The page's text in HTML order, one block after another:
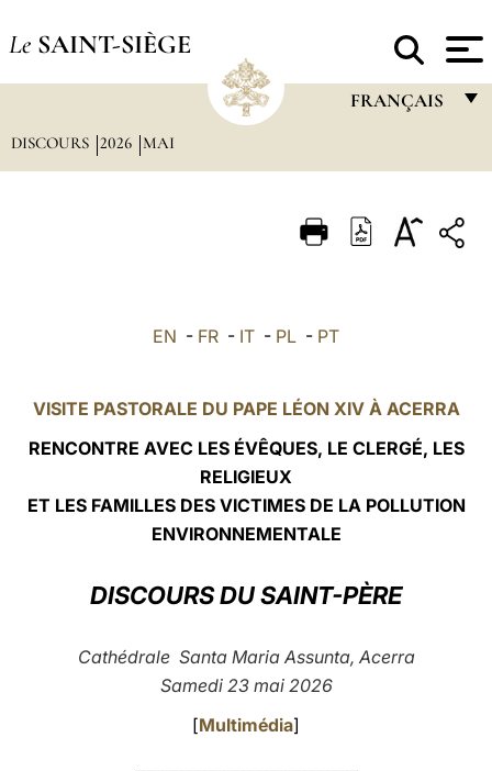
Le SAINT-SIÈGE
FRANÇAIS
ITALIANO
POLSKI
العربيّة
DISCOURS 2026 MAI
EN - FR - IT - PL - PT
VISITE PASTORALE DU PAPE LÉON XIV À ACERRA
RENCONTRE AVEC LES ÉVÊQUES, LE CLERGÉ, LES
RELIGIEUX
ET LES FAMILLES DES VICTIMES DE LA POLLUTION
ENVIRONNEMENTALE
DISCOURS DU SAINT-PÈRE
Cathédrale Santa Maria Assunta, Acerra
Samedi 23 mai 2026
[Multimédia]